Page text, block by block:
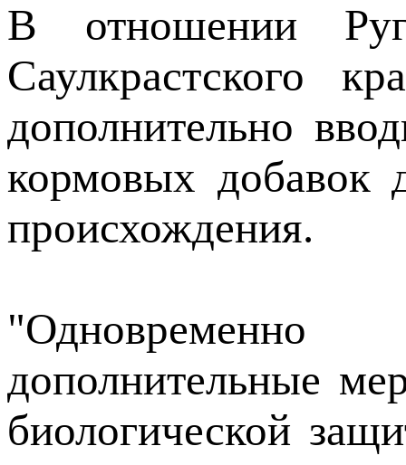
В отношении
Саулкрастского
дополнительно
кормовых добавок
происхождения.
дополнительные
биологической